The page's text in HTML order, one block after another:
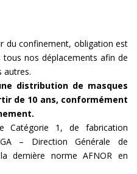
du confinement, obligation est
nos déplacements afin de
autres.
distribution de masques
de 10 ans, conformément
Catégorie 1, de fabrication
– Direction Générale de
dernière norme AFNOR en